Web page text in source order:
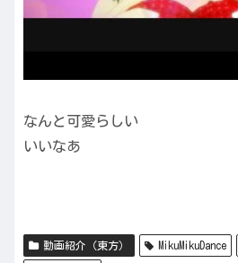
なんと可愛らしい
いいなあ
動画紹介（東方） MikuMikuDance